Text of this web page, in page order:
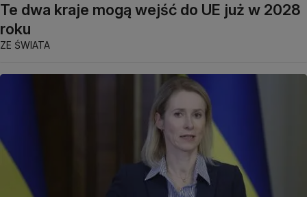
Te dwa kraje mogą wejść do UE już w 2028
roku
ZE ŚWIATA